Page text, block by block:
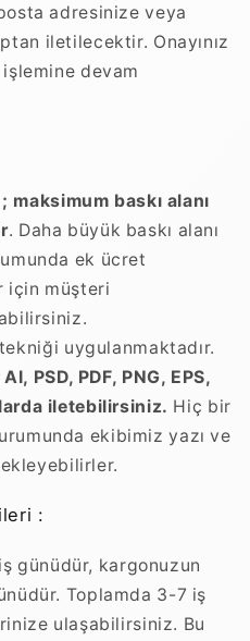
adresinize veya
iletilecektir. Onayınız
işlemine devam
maksimum baskı alanı
. Daha büyük baskı alanı
ek ücret
için müşteri
uygulanmaktadır.
PSD, PDF, PNG, EPS,
iletebilirsiniz. Hiç bir
ekibimiz yazı ve
:
günüdür, kargonuzun
Toplamda 3-7 iş
ulaşabilirsiniz. Bu